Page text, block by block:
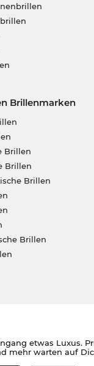
Brillenmarken
Brillen
Brillen
Brillen
Brillen
etwas Luxus.
mehr warten auf